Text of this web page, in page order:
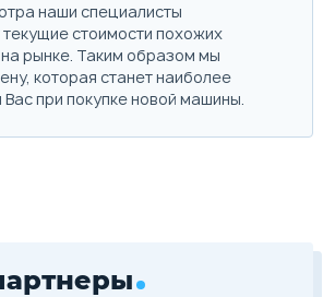
наши специалисты
стоимости похожих
рынке. Таким образом мы
которая станет наиболее
при покупке новой машины.